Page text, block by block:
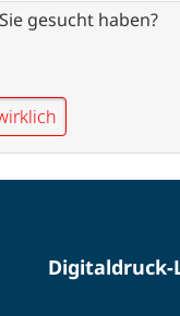
gesucht haben?
Digitaldruck-